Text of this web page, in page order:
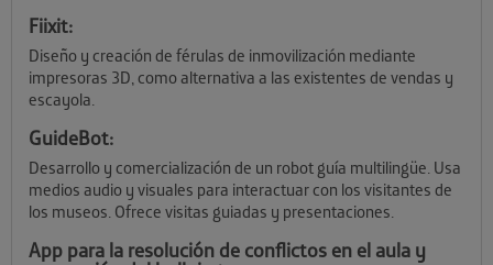
Fiixit:
Diseño y creación de férulas de inmovilización mediante
impresoras 3D, como alternativa a las existentes de vendas y
escayola.
GuideBot:
Desarrollo y comercialización de un robot guía multilingüe. Usa
medios audio y visuales para interactuar con los visitantes de
los museos. Ofrece visitas guiadas y presentaciones.
App para la resolución de conflictos en el aula y